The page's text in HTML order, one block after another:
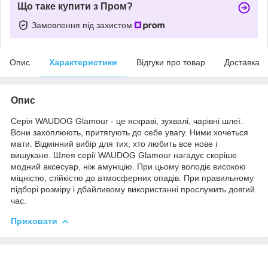
Що таке купити з Пром?
Замовлення під захистом
Опис Характеристики Відгуки про товар Доставка
Опис
Серія WAUDOG Glamour - це яскраві, зухвалі, чарівні шлеї.
Вони захоплюють, притягують до себе увагу. Ними хочеться
мати. Відмінний вибір для тих, хто любить все нове і
вишукане. Шлея серії WAUDOG Glamour нагадує скоріше
модний аксесуар, ніж амуніцію. При цьому володіє високою
міцністю, стійкістю до атмосферних опадів. При правильному
підборі розміру і дбайливому використанні прослужить довгий
час.
Приховати